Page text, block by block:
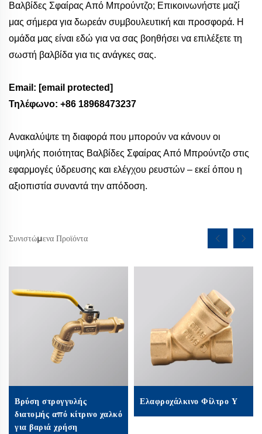
Βαλβίδες Σφαίρας Από Μπρούντζο; Επικοινωνήστε μαζί
μας σήμερα για δωρεάν συμβουλευτική και προσφορά. Η
ομάδα μας είναι εδώ για να σας βοηθήσει να επιλέξετε τη
σωστή βαλβίδα για τις ανάγκες σας.
Email: [email protected]
Τηλέφωνο: +86 18968473237
Ανακαλύψτε τη διαφορά που μπορούν να κάνουν οι
υψηλής ποιότητας Βαλβίδες Σφαίρας Από Μπρούντζο στις
εφαρμογές ύδρευσης και ελέγχου ρευστών – εκεί όπου η
αξιοπιστία συναντά την απόδοση.
Συνιστώμενα Προϊόντα
Βρύση στρογγυλής
διατομής από κίτρινο χαλκό
για βαριά χρήση
Ελαφροχάλκινο Φίλτρο Υ